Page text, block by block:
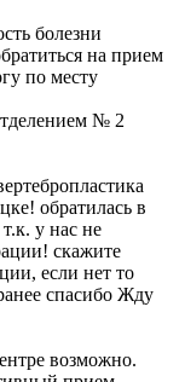
болезни
на прием
по месту
№ 2
обратилась в
у нас не
скажите
если нет то
спасибо Жду
возможно.